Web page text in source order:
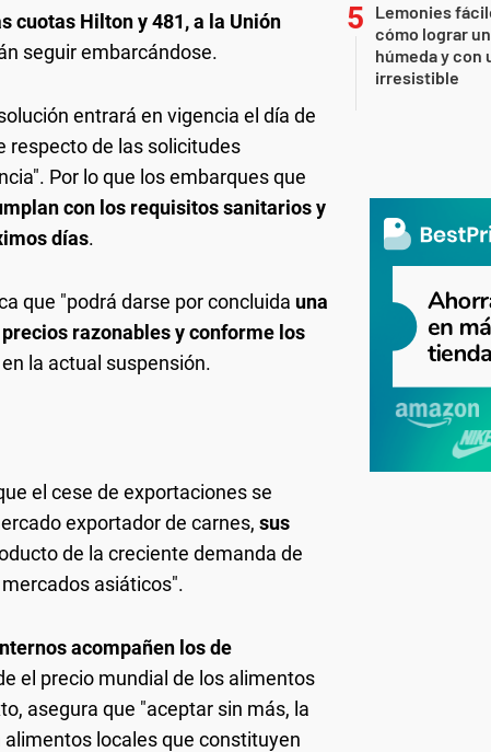
cuotas Hilton y 481, a la Unión
seguir embarcándose.
entrará en vigencia el día de
respecto de las solicitudes
Por lo que los embarques que
con los requisitos sanitarios y
días.
que "podrá darse por concluida una
razonables y conforme los
la actual suspensión.
el cese de exportaciones se
exportador de carnes, sus
de la creciente demanda de
asiáticos".
acompañen los de
el precio mundial de los alimentos
asegura que "aceptar sin más, la
locales que constituyen
Lemonies
cómo lograr
húmeda y con
irresistible